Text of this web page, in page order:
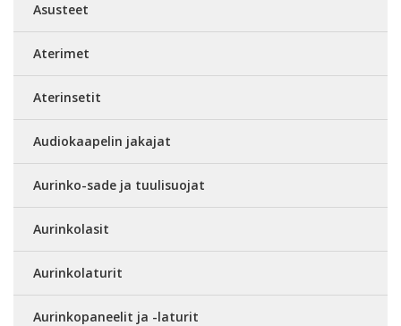
Asusteet
Aterimet
Aterinsetit
Audiokaapelin jakajat
Aurinko-sade ja tuulisuojat
Aurinkolasit
Aurinkolaturit
Aurinkopaneelit ja -laturit